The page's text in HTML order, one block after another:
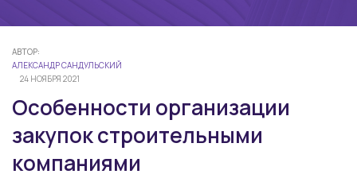
АВТОР:
АЛЕКСАНДР САНДУЛЬСКИЙ
24 НОЯБРЯ 2021
Особенности организации
закупок строительными
компаниями